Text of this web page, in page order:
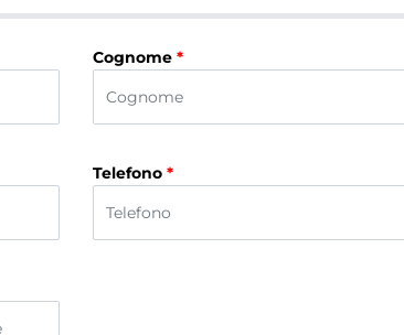
Cognome *
Telefono *